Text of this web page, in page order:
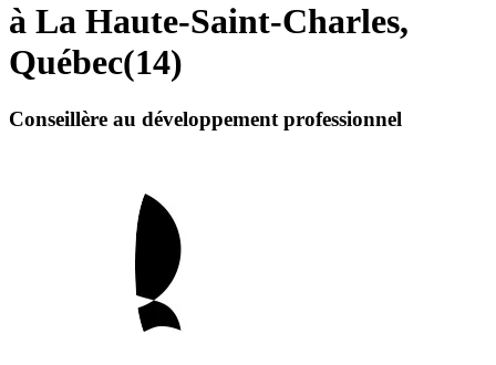
à La Haute-Saint-Charles,
Québec(14)
Conseillère au développement professionnel